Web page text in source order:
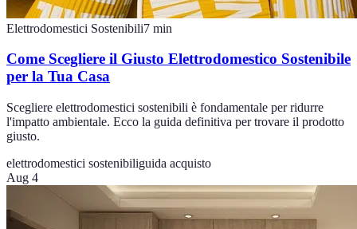
Elettrodomestici Sostenibili7 min
Come Scegliere il Giusto Elettrodomestico Sostenibile
per la Tua Casa
Scegliere elettrodomestici sostenibili è fondamentale per ridurre
l'impatto ambientale. Ecco la guida definitiva per trovare il prodotto
giusto.
elettrodomestici sostenibiliguida acquisto
Aug 4